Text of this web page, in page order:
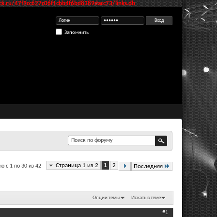
47f9cc627c06f1cbb4f6bd8389dacc73/links.db
Запомнить
Страница 1 из 2 1 2 Последняя
с 1 по 30 из 42
Опции темы Искать в теме
#1